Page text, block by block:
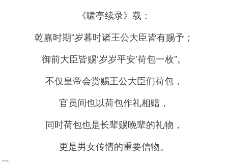
《啸亭续录》载：
乾嘉时期“岁暮时诸王公大臣皆有赐予；
御前大臣皆赐‘岁岁平安’荷包一枚”。
不仅皇帝会赏赐王公大臣们荷包，
官员间也以荷包作礼相赠，
同时荷包也是长辈赐晚辈的礼物，
更是男女传情的重要信物。